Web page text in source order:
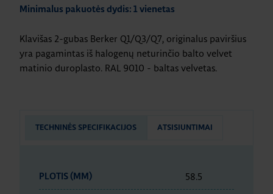
Minimalus pakuotės dydis: 1 vienetas
Klavišas 2-gubas Berker Q1/Q3/Q7, originalus paviršius
yra pagamintas iš halogenų neturinčio balto velvet
matinio duroplasto. RAL 9010 - baltas velvetas.
TECHNINĖS SPECIFIKACIJOS ATSISIUNTIMAI
PLOTIS (MM) 58.5